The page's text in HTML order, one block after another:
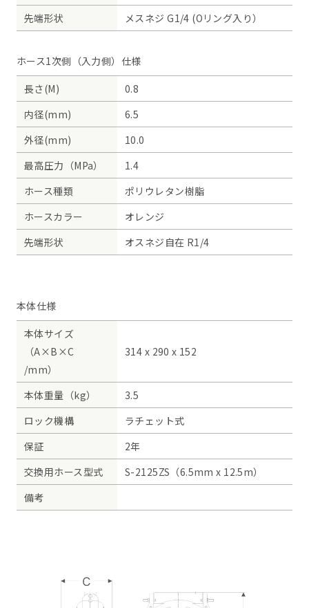
先端形状
メスネジ G1/4 (Oリング入り）
ホース1次側（入力側）仕様
長さ(M)
0.8
内径(mm)
6.5
外径(mm)
10.0
最高圧力（MPa）
1.4
ホース種類
ポリウレタン樹脂
ホースカラー
オレンジ
先端形状
オスネジ自在 R1/4
本体仕様
本体サイズ
（A×B×C
/mm）
314 x 290 x 152
本体重量（kg）
3.5
ロック機構
ラチェット式
保証
2年
交換用ホース型式
S-2125ZS（6.5mm x 12.5m）
備考